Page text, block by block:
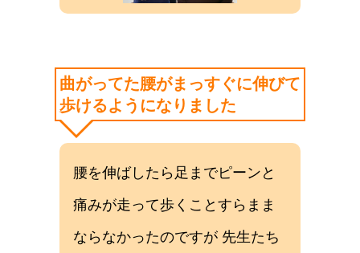
曲がってた腰がまっすぐに伸びて
歩けるようになりました
腰を伸ばしたら足までピーンと
痛みが走って歩くことすらまま
ならなかったのですが 先生たち